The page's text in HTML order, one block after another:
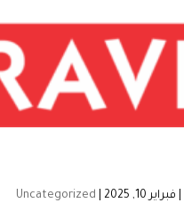
فبراير 10, 2025 Uncategorized